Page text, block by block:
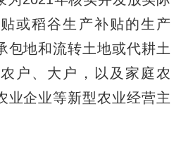
或稻谷生产补贴的生产
包地和流转土地或代耕土
户、大户，以及家庭农
业企业等新型农业经营主